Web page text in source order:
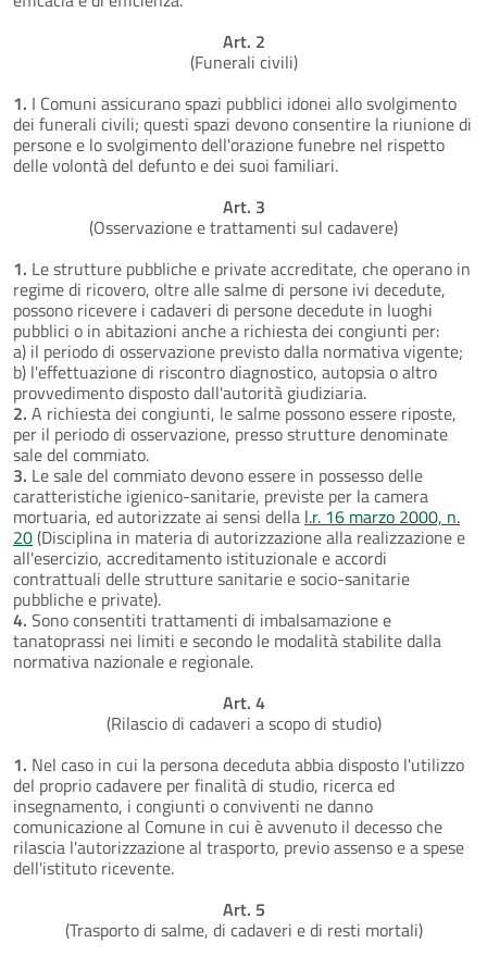
Art. 2
(Funerali civili)
1. I Comuni assicurano spazi pubblici idonei allo svolgimento
dei funerali civili; questi spazi devono consentire la riunione di
persone e lo svolgimento dell'orazione funebre nel rispetto
delle volontà del defunto e dei suoi familiari.
Art. 3
(Osservazione e trattamenti sul cadavere)
1. Le strutture pubbliche e private accreditate, che operano in
regime di ricovero, oltre alle salme di persone ivi decedute,
possono ricevere i cadaveri di persone decedute in luoghi
pubblici o in abitazioni anche a richiesta dei congiunti per:
a) il periodo di osservazione previsto dalla normativa vigente;
b) l'effettuazione di riscontro diagnostico, autopsia o altro
provvedimento disposto dall'autorità giudiziaria.
2. A richiesta dei congiunti, le salme possono essere riposte,
per il periodo di osservazione, presso strutture denominate
sale del commiato.
3. Le sale del commiato devono essere in possesso delle
caratteristiche igienico-sanitarie, previste per la camera
mortuaria, ed autorizzate ai sensi della l.r. 16 marzo 2000, n.
20(Disciplina in materia di autorizzazione alla realizzazione e
all'esercizio, accreditamento istituzionale e accordi
contrattuali delle strutture sanitarie e socio-sanitarie
pubbliche e private).
4. Sono consentiti trattamenti di imbalsamazione e
tanatoprassi nei limiti e secondo le modalità stabilite dalla
normativa nazionale e regionale.
Art. 4
(Rilascio di cadaveri a scopo di studio)
1. Nel caso in cui la persona deceduta abbia disposto l'utilizzo
del proprio cadavere per finalità di studio, ricerca ed
insegnamento, i congiunti o conviventi ne danno
comunicazione al Comune in cui è avvenuto il decesso che
rilascia l'autorizzazione al trasporto, previo assenso e a spese
dell'istituto ricevente.
Art. 5
(Trasporto di salme, di cadaveri e di resti mortali)